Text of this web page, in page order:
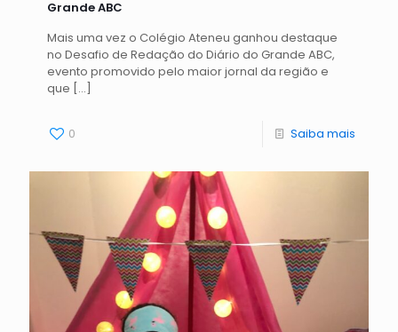
Grande ABC
Mais uma vez o Colégio Ateneu ganhou destaque
no Desafio de Redação do Diário do Grande ABC,
evento promovido pelo maior jornal da região e
que […]
0 Saiba mais